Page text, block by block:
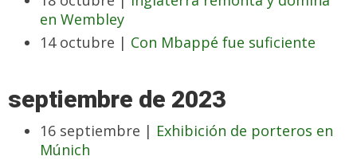
en Wembley
14 octubre | Con Mbappé fue suficiente
septiembre de 2023
16 septiembre | Exhibición de porteros en
Múnich